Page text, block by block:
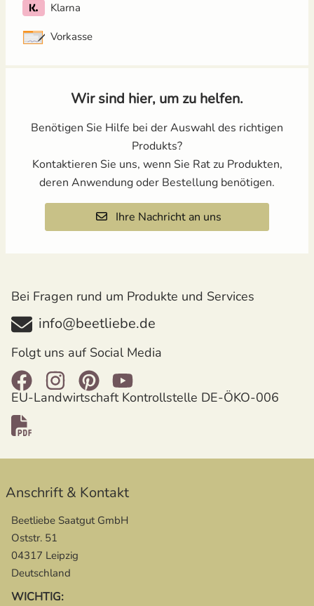
Klarna
Vorkasse
Wir sind hier, um zu helfen.
Benötigen Sie Hilfe bei der Auswahl des richtigen
Produkts?
Kontaktieren Sie uns, wenn Sie Rat zu Produkten,
deren Anwendung oder Bestellung benötigen.
Ihre Nachricht an uns
Bei Fragen rund um Produkte und Services
info@beetliebe.de
Folgt uns auf Social Media
EU-Landwirtschaft Kontrollstelle DE-ÖKO-006
Anschrift & Kontakt
Beetliebe Saatgut GmbH
Oststr. 51
04317 Leipzig
Deutschland
WICHTIG: